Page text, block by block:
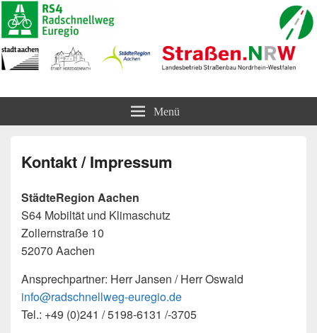
Radschnellweg Euregio (RS4)
Menü
Kontakt / Impressum
StädteRegion Aachen
S64 Mobiltät und Klimaschutz
Zollernstraße 10
52070 Aachen
Ansprechpartner: Herr Jansen / Herr Oswald
info@radschnellweg-euregio.de
Tel.: +49 (0)241 / 5198-6131 /-3705